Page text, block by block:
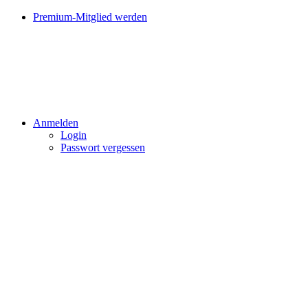
Premium-Mitglied werden
Anmelden
Login
Passwort vergessen